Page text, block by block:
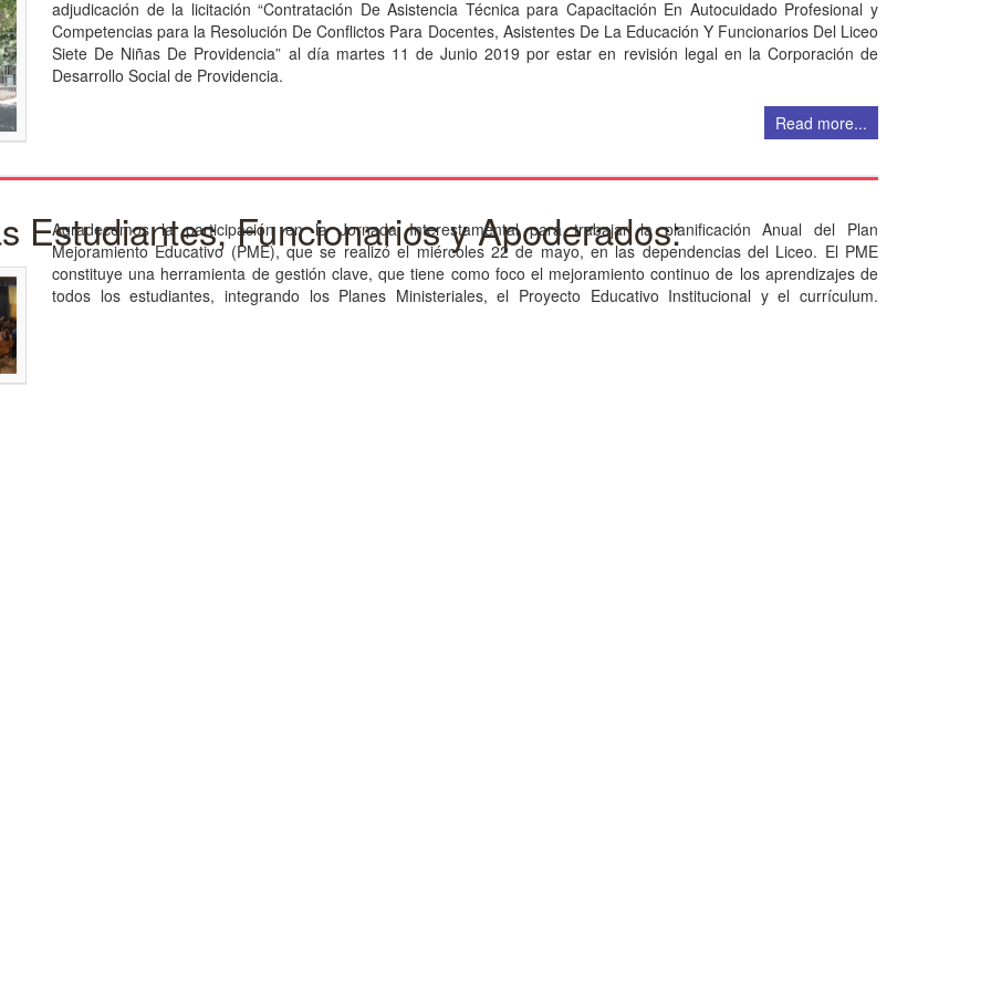
adjudicación de la licitación “Contratación De Asistencia Técnica para Capacitación En Autocuidado Profesional y
Competencias para la Resolución De Conflictos Para Docentes, Asistentes De La Educación Y Funcionarios Del Liceo
Siete De Niñas De Providencia” al día martes 11 de Junio 2019 por estar en revisión legal en la Corporación de
Desarrollo Social de Providencia.
Read more...
Estudiantes, Funcionarios y Apoderados:
Agradecemos la participación en la Jornada Interestamental para trabajar la planificación Anual del Plan
Mejoramiento Educativo (PME), que se realizó el miércoles 22 de mayo, en las dependencias del Liceo. El PME
constituye una herramienta de gestión clave, que tiene como foco el mejoramiento continuo de los aprendizajes de
todos los estudiantes, integrando los Planes Ministeriales, el Proyecto Educativo Institucional y el currículum.